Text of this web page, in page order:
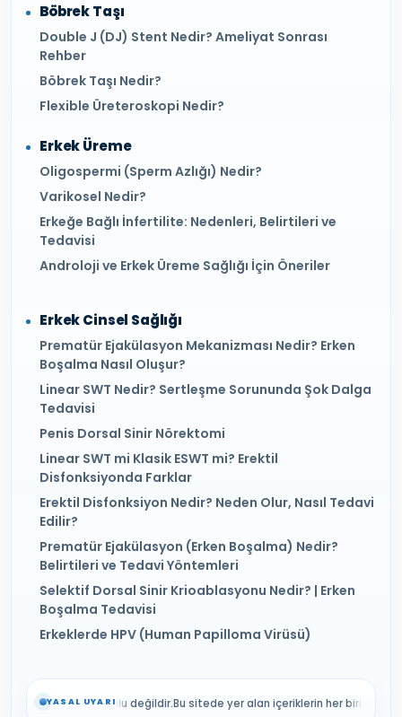
Böbrek Taşı
Double J (DJ) Stent Nedir? Ameliyat Sonrası
Rehber
Böbrek Taşı Nedir?
Flexible Üreteroskopi Nedir?
Erkek Üreme
Oligospermi (Sperm Azlığı) Nedir?
Varikosel Nedir?
Erkeğe Bağlı İnfertilite: Nedenleri, Belirtileri ve
Tedavisi
Androloji ve Erkek Üreme Sağlığı İçin Öneriler
Erkek Cinsel Sağlığı
Prematür Ejakülasyon Mekanizması Nedir? Erken
Boşalma Nasıl Oluşur?
Linear SWT Nedir? Sertleşme Sorununda Şok Dalga
Tedavisi
Penis Dorsal Sinir Nörektomi
Linear SWT mi Klasik ESWT mi? Erektil
Disfonksiyonda Farklar
Erektil Disfonksiyon Nedir? Neden Olur, Nasıl Tedavi
Edilir?
Prematür Ejakülasyon (Erken Boşalma) Nedir?
Belirtileri ve Tedavi Yöntemleri
Selektif Dorsal Sinir Krioablasyonu Nedir? | Erken
Boşalma Tedavisi
Erkeklerde HPV (Human Papilloma Virüsü)
YASAL UYARI
Kılıç sorumlu değildir. Bu sitede yer alan içeriklerin her biri bilgilendirme